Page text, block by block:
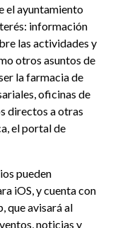
el ayuntamiento
información
las actividades y
otros asuntos de
la farmacia de
oficinas de
directos a otras
el portal de
pueden
iOS, y cuenta con
que avisará al
noticias y